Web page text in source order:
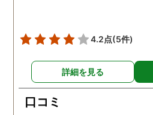
4.2点(5件)
詳細を見る
口コミ